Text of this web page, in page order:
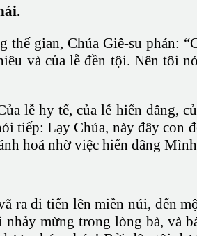
thế gian, Chúa Giê-su phán:
và của lễ đền tội. Nên tôi
lễ hy tế, của lễ hiến dâng,
tiếp: Lạy Chúa, này đây con
hoá nhờ việc hiến dâng
ra đi tiến lên miền núi, đến
mừng trong lòng bà, và